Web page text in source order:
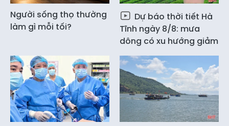
Người sống thọ thường
làm gì mỗi tối?
Dự báo thời tiết Hà
Tĩnh ngày 8/8: mưa
dông có xu hướng giảm